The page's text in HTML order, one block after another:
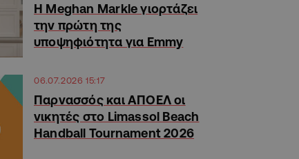
Η Meghan Markle γιορτάζει
την πρώτη της
υποψηφιότητα για Emmy
06.07.2026 15:17
Παρνασσός και ΑΠΟΕΛ οι
νικητές στο Limassol Beach
Handball Tournament 2026